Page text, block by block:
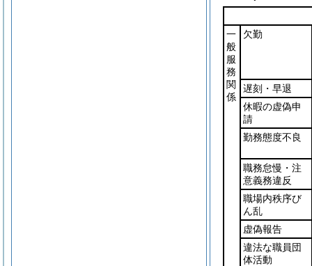
一
般
服
務
関
係
欠勤
遅刻・早退
休暇の虚偽申
請
勤務態度不良
職務怠慢・注
意義務違反
職場内秩序び
ん乱
虚偽報告
違法な職員団
体活動